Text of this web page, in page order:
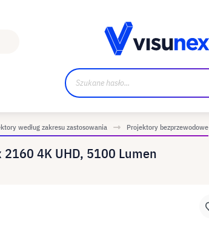
według zakresu zastosowania Projektory bezprzewodowe
4K UHD, 5100 Lumen